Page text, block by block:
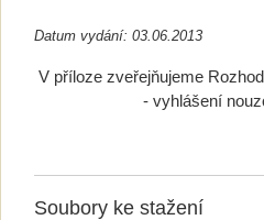
Datum vydání: 03.06.2013
V příloze zveřejňujeme
- vyhlášení
Soubory ke stažení